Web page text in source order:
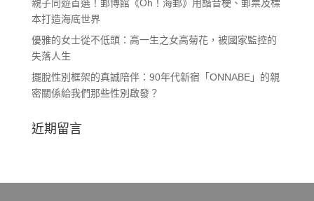
親子同遊首選！郵博館《Oh！海郵》用諧音梗、郵票及標
本打造海底世界
優雅的女士從不低頭：高一生之女高菊花，被國家監控的
失落人生
擺脫性別框架的真誠陪伴：90年代新宿「ONNABE」的親
密關係給我們那些性別啟發？
近期留言